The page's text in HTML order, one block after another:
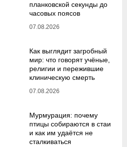
планковской секунды до
часовых поясов
07.08.2026
Как выглядит загробный
мир: что говорят учёные,
религии и пережившие
клиническую смерть
07.08.2026
Мурмурация: почему
птицы собираются в стаи
и как им удаётся не
сталкиваться